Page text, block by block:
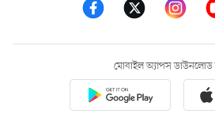
মোবাইল অ্যাপস